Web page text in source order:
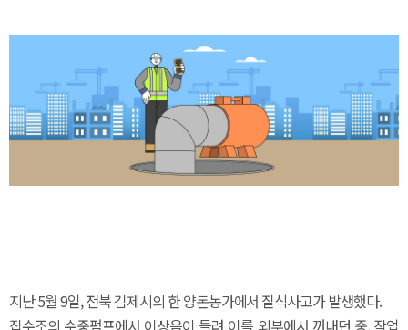
지난 5월 9일, 전북 김제시의 한 양돈농가에서 질식사고가 발생했다.